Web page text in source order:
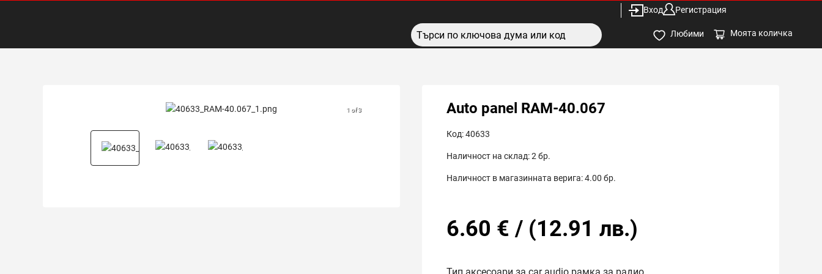
Вход Регистрация
Любими Моята количка
1 of 3 Auto panel RAM-40.067
Код:40633
Наличност на склад:2 бр.
Наличност в магазинната верига:4.00 бр.
6.60 € / (12.91 лв.)